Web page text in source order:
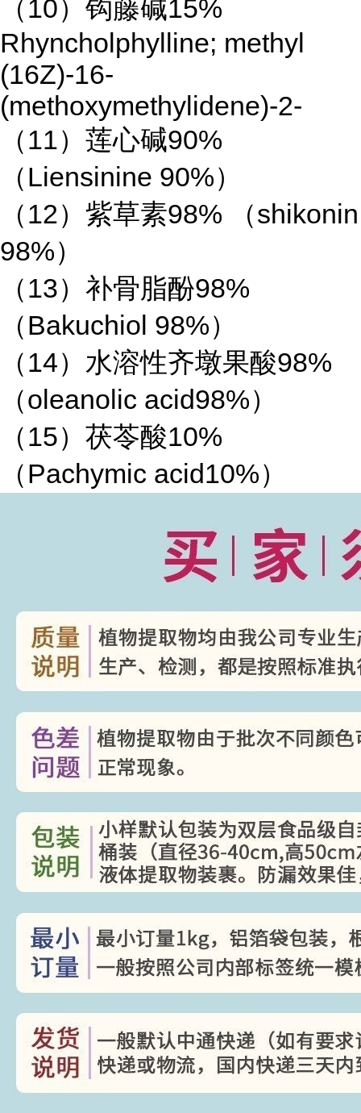
（10）钩藤碱15%
Rhyncholphylline; methyl
(16Z)-16-
(methoxymethylidene)-2-
（11）莲心碱90%
（Liensinine 90%）
（12）紫草素98% （shikonin
98%）
（13）补骨脂酚98%
（Bakuchiol 98%）
（14）水溶性齐墩果酸98%
（oleanolic acid98%）
（15）茯苓酸10%
（Pachymic acid10%）